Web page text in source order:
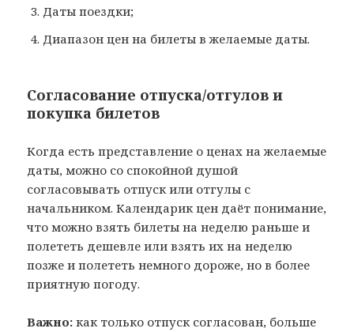
Даты поездки;
Диапазон цен на билеты в желаемые даты.
Согласование отпуска/отгулов и
покупка билетов
Когда есть представление о ценах на желаемые
даты, можно со спокойной душой
согласовывать отпуск или отгулы с
начальником. Календарик цен даёт понимание,
что можно взять билеты на неделю раньше и
полететь дешевле или взять их на неделю
позже и полететь немного дороже, но в более
приятную погоду.
Важно: как только отпуск согласован, больше